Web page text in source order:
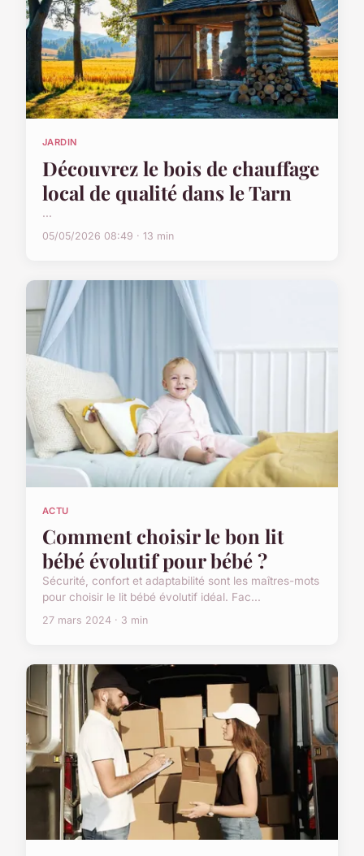
JARDIN
Découvrez le bois de chauffage
local de qualité dans le Tarn
...
05/05/2026 08:49 · 13 min
ACTU
Comment choisir le bon lit
bébé évolutif pour bébé ?
Sécurité, confort et adaptabilité sont les maîtres-mots
pour choisir le lit bébé évolutif idéal. Fac...
27 mars 2024 · 3 min